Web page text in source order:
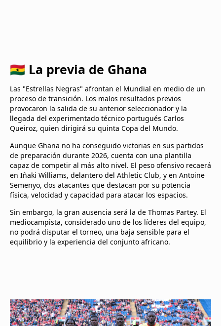
🇬🇭 La previa de Ghana
Las "Estrellas Negras" afrontan el Mundial en medio de un
proceso de transición. Los malos resultados previos
provocaron la salida de su anterior seleccionador y la
llegada del experimentado técnico portugués Carlos
Queiroz, quien dirigirá su quinta Copa del Mundo.
Aunque Ghana no ha conseguido victorias en sus partidos
de preparación durante 2026, cuenta con una plantilla
capaz de competir al más alto nivel. El peso ofensivo recaerá
en Iñaki Williams, delantero del Athletic Club, y en Antoine
Semenyo, dos atacantes que destacan por su potencia
física, velocidad y capacidad para atacar los espacios.
Sin embargo, la gran ausencia será la de Thomas Partey. El
mediocampista, considerado uno de los líderes del equipo,
no podrá disputar el torneo, una baja sensible para el
equilibrio y la experiencia del conjunto africano.